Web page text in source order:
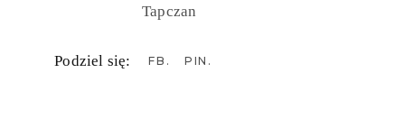
Tapczan
Podziel się: FB PIN